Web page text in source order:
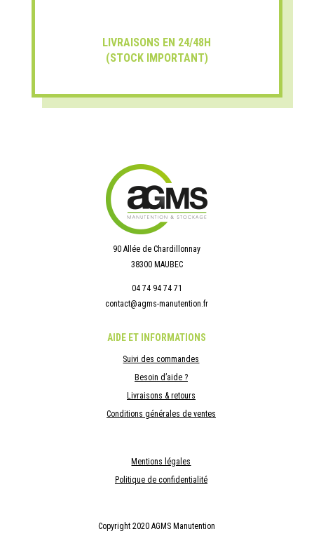
LIVRAISONS EN 24/48H
(STOCK IMPORTANT)
90 Allée de Chardillonnay
38300 MAUBEC
04 74 94 74 71
contact@agms-manutention.fr
AIDE ET INFORMATIONS
Suivi des commandes
Besoin d’aide ?
Livraisons & retours
Conditions générales de ventes
Mentions légales
Politique de confidentialité
Copyright 2020 AGMS Manutention